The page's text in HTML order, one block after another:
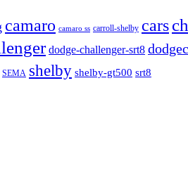
camaro camaro ss carroll-shelby cars
dodge-challenger-srt8
SEMA shelby shelby-gt500 srt8